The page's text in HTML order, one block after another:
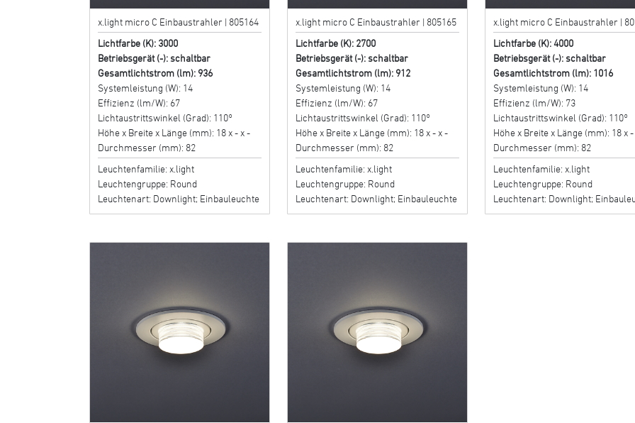
x.light micro C Einbaustrahler | 805164
Lichtfarbe (K): 3000
Betriebsgerät (-): schaltbar
Gesamtlichtstrom (lm): 936
Systemleistung (W): 14
Effizienz (lm/W): 67
Lichtaustrittswinkel (Grad): 110°
Höhe x Breite x Länge (mm): 18 x - x -
Durchmesser (mm): 82
Leuchtenfamilie: x.light
Leuchtengruppe: Round
Leuchtenart: Downlight; Einbauleuchte
x.light micro C Einbaustrahler | 805165
Lichtfarbe (K): 2700
Betriebsgerät (-): schaltbar
Gesamtlichtstrom (lm): 912
Systemleistung (W): 14
Effizienz (lm/W): 67
Lichtaustrittswinkel (Grad): 110°
Höhe x Breite x Länge (mm): 18 x - x -
Durchmesser (mm): 82
Leuchtenfamilie: x.light
Leuchtengruppe: Round
Leuchtenart: Downlight; Einbauleuchte
x.light micro C Einbaustrahler |
Lichtfarbe (K): 4000
Betriebsgerät (-): schaltbar
Gesamtlichtstrom (lm): 1016
Systemleistung (W): 14
Effizienz (lm/W): 73
Lichtaustrittswinkel (Grad): 110°
Höhe x Breite x Länge (mm): 18 x
Durchmesser (mm): 82
Leuchtenfamilie: x.light
Leuchtengruppe: Round
Leuchtenart: Downlight;